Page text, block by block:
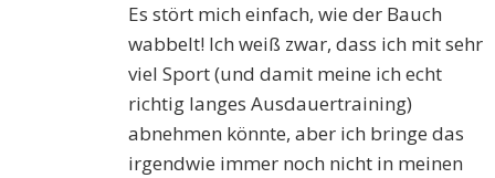
Es stört mich einfach, wie der Bauch
wabbelt! Ich weiß zwar, dass ich mit sehr
viel Sport (und damit meine ich echt
richtig langes Ausdauertraining)
abnehmen könnte, aber ich bringe das
irgendwie immer noch nicht in meinen